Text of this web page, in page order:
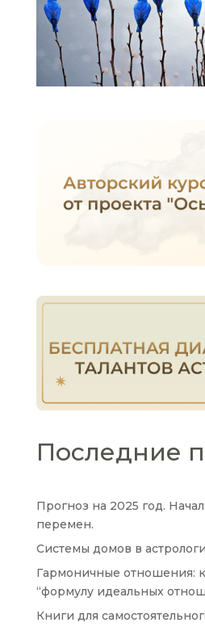
Последние
Прогноз на 2025 год.
перемен.
Системы домов в
Гармоничные отношения:
“формулу идеальных
Книги для